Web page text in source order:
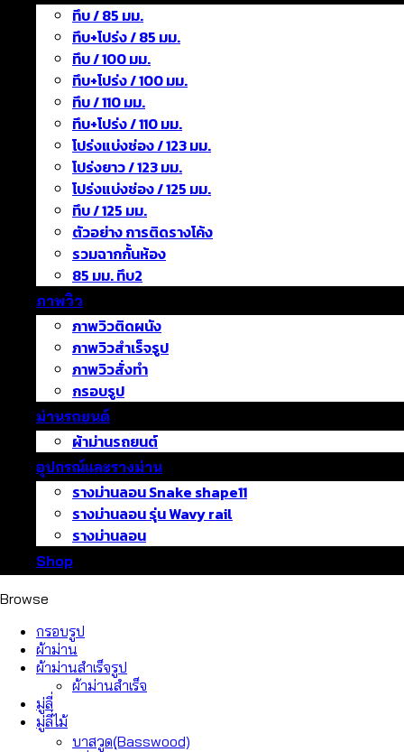
ทึบ / 85 มม.
ทึบ+โปร่ง / 85 มม.
ทึบ / 100 มม.
ทึบ+โปร่ง / 100 มม.
ทึบ / 110 มม.
ทึบ+โปร่ง / 110 มม.
โปร่งแบ่งช่อง / 123 มม.
โปร่งยาว / 123 มม.
โปร่งแบ่งช่อง / 125 มม.
ทึบ / 125 มม.
ตัวอย่าง การติดรางโค้ง
รวมฉากกั้นห้อง
85 มม. ทึบ2
ภาพวิว
ภาพวิวติดผนัง
ภาพวิวสำเร็จรูป
ภาพวิวสั่งทำ
กรอบรูป
ม่านรถยนต์
ผ้าม่านรถยนต์
อุปกรณ์และรางม่าน
รางม่านลอน Snake shape11
รางม่านลอน รุ่น Wavy rail
รางม่านลอน
Shop
Browse
กรอบรูป
ผ้าม่าน
ผ้าม่านสำเร็จรูป
ผ้าม่านสำเร็จ
มู่ลี่
มู่ลี่ไม้
บาสวูด(ฺBasswood)